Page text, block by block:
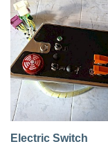
Electric Switch